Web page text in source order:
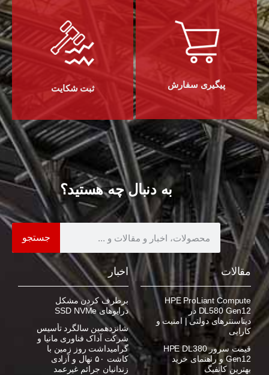
پیگیری سفارش ثبت شکایت
به دنبال چه هستید؟
جستجو
مقالات
HPE ProLiant Compute
DL580 Gen12 در
دیتاسنترهای دولتی | امنیت و
کارایی
قیمت سرور HPE DL380
Gen12 و راهنمای خرید
بهترین کانفیگ
اخبار
برطرف کردن مشکل
درایوهای SSD NVMe
شانزدهمین سالگرد تأسیس
شرکت آداک فناوری مانیا و
گرامیداشت روز زمین با
کاشت ۵۰ نهال و آزادی
زندانیان جرائم غیرعمد